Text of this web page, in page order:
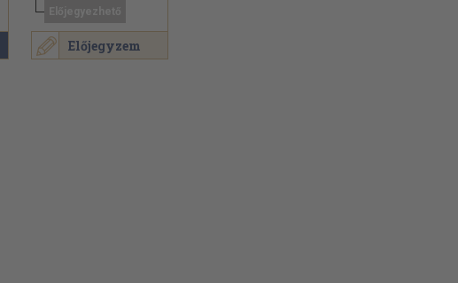
Előjegyzem